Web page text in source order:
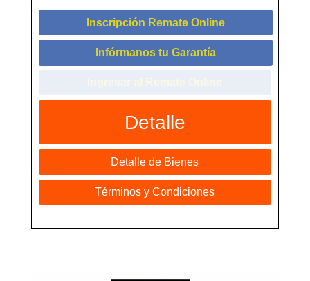
Inscripción Remate Online
Infórmanos tu Garantía
Detalle
Detalle de Bienes
Términos y Condiciones